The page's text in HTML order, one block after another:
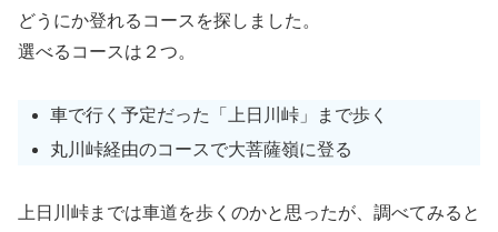
どうにか登れるコースを探しました。
選べるコースは２つ。
車で行く予定だった「上日川峠」まで歩く
丸川峠経由のコースで大菩薩嶺に登る
上日川峠までは車道を歩くのかと思ったが、調べてみると